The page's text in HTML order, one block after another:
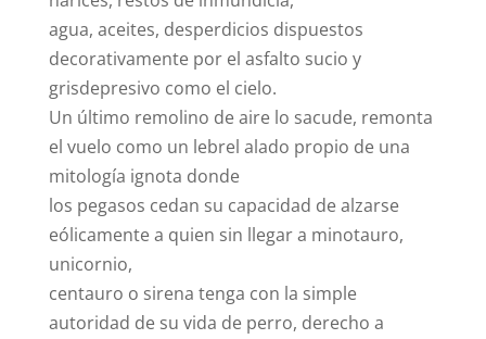
agua, aceites, desperdicios dispuestos
decorativamente por el asfalto sucio y
grisdepresivo como el cielo.
Un último remolino de aire lo sacude, remonta
el vuelo como un lebrel alado propio de una
mitología ignota donde
los pegasos cedan su capacidad de alzarse
eólicamente a quien sin llegar a minotauro,
unicornio,
centauro o sirena tenga con la simple
autoridad de su vida de perro, derecho a